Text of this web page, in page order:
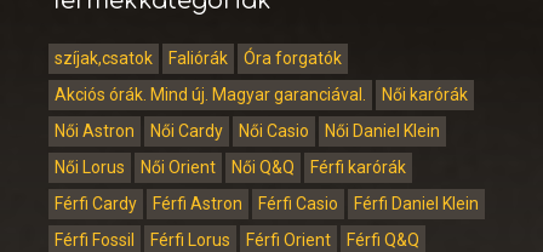
szíjak,csatok Faliórák
Óra forgatók
Akciós órák. Mind új. Magyar garanciával.
Női karórák
Női Astron
Női Cardy Női Casio
Női Daniel Klein
Női Lorus
Női Orient Női Q&Q
Férfi karórák
Férfi Cardy
Férfi Astron Férfi Casio
Férfi Daniel Klein
Férfi Fossil
Férfi Lorus Férfi Orient
Férfi Q&Q